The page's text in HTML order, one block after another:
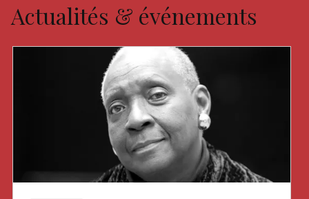
Actualités & événements